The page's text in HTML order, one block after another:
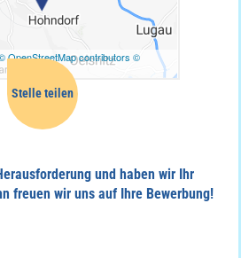
Facebook
Whatsapp
und haben wir Ihr
freuen wir uns auf Ihre Bewerbung!